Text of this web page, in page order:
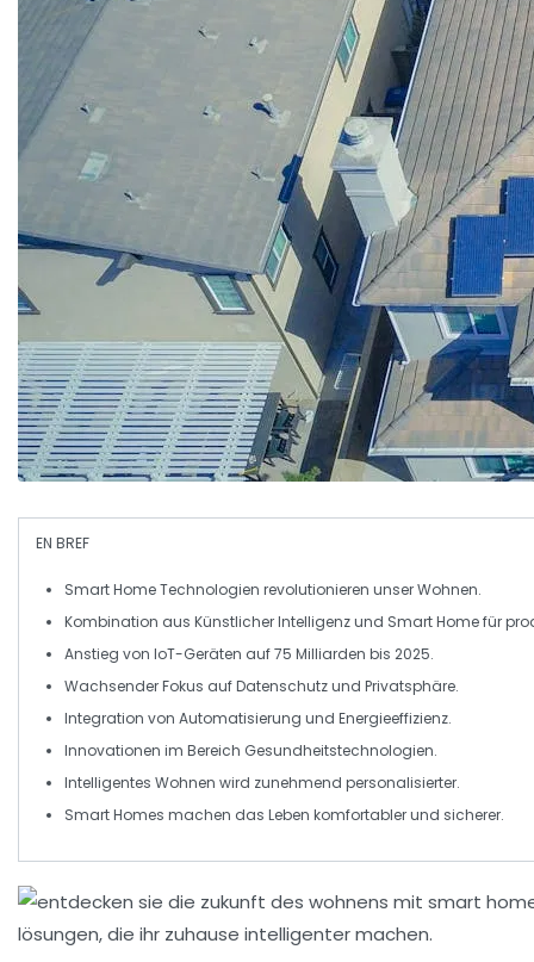
EN BREF
Smart HomeTechnologien revolutionieren unser Wohnen.
Kombination aus Künstlicher Intelligenzund Smart Home für
Anstieg von IoT-Geräten auf 75 Milliarden bis 2025.
Wachsender Fokus aufDatenschutzund Privatsphäre.
Integration von Automatisierung und Energieeffizienz.
Innovationen im Bereich Gesundheitstechnologien.
Intelligentes Wohnen wird zunehmend personalisierter.
Smart Homes machen das Leben komfortablerund sicherer.